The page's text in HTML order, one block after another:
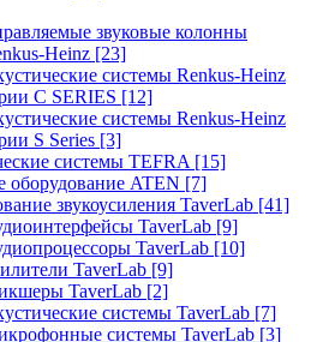
звуковые колонны
Heinz [23]
системы Renkus-Heinz
C SERIES [12]
системы Renkus-Heinz
S Series [3]
системы TEFRA [15]
оборудование ATEN [7]
звукоусиления TaverLab [41]
TaverLab [9]
TaverLab [10]
TaverLab [9]
TaverLab [2]
системы TaverLab [7]
системы TaverLab [3]